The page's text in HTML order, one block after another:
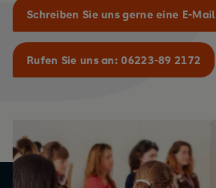
Schreiben Sie uns gerne eine E-Mail
Rufen Sie uns an: 06223-89 2172